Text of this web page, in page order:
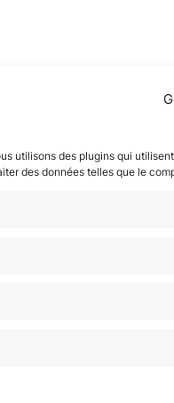
utilisons des plugins qui
des données telles que le